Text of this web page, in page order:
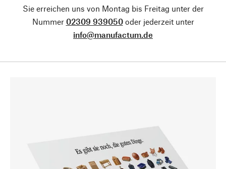
Sie erreichen uns von Montag bis Freitag unter der
Nummer 02309 939050oder jederzeit unter
info@manufactum.de